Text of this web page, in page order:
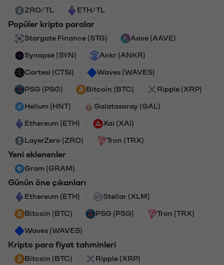
ZRO/TL ETH/TL
Popüler kripto paralar
Stargate Finance (STG) Aave (AAVE)
Synapse (SYN) Ankr (ANKR)
Cartesi (CTSI) Waves (WAVES)
PSG (PSG) Bitcoin (BTC) Ripple (XRP)
Helium (HNT) Galatasaray (GAL)
Ethereum (ETH) Xai (XAI)
LayerZero (ZRO) Tron (TRX)
Yeni eklenenler
Gram (GRAM)
Günün öne çıkanları
Ethereum (ETH) Stellar (XLM)
Bitcoin (BTC) PSG (PSG) Tron (TRX)
Waves (WAVES)
Kripto para fiyat tahminleri
Bitcoin (BTC) Ripple (XRP)